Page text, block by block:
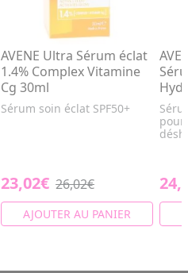
AVENE Ultra Sérum éclat
1.4% Complex Vitamine
Cg 30ml
Sérum soin éclat SPF50+
23,02€ 26,02€
AJOUTER AU PANIER
pour